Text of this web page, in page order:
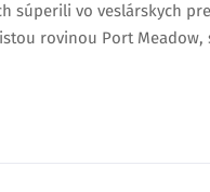
súperili vo veslárskych
rovinou Port